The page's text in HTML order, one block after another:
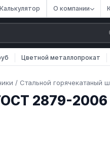
Калькулятор О компании
Цветной металлопрокат
/ Стальной горячекатаный
2879-2006